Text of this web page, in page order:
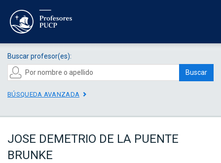
Buscar profesor(es):
Buscar
BÚSQUEDA AVANZADA
JOSE DEMETRIO DE LA PUENTE
BRUNKE